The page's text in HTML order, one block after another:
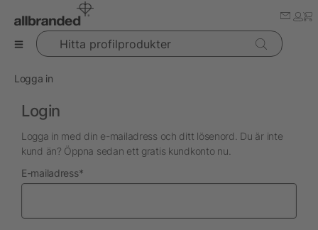
Hitta profilprodukter
Logga in
Login
Logga in med din e-mailadress och ditt lösenord. Du är inte
kund än? Öppna sedan ett gratis kundkonto nu.
E-mailadressnödvändig
*